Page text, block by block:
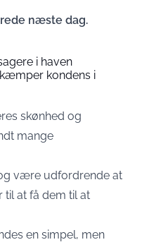
næste dag.
i haven
kondens i
skønhed og
mange
være udfordrende at
til at få dem til at
en simpel, men